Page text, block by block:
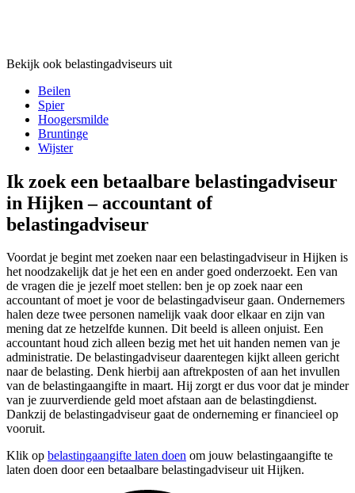
Bekijk ook belastingadviseurs uit
Beilen
Spier
Hoogersmilde
Bruntinge
Wijster
Ik zoek een betaalbare belastingadviseur
in Hijken – accountant of
belastingadviseur
Voordat je begint met zoeken naar een belastingadviseur in Hijken is
het noodzakelijk dat je het een en ander goed onderzoekt. Een van
de vragen die je jezelf moet stellen: ben je op zoek naar een
accountant of moet je voor de belastingadviseur gaan. Ondernemers
halen deze twee personen namelijk vaak door elkaar en zijn van
mening dat ze hetzelfde kunnen. Dit beeld is alleen onjuist. Een
accountant houd zich alleen bezig met het uit handen nemen van je
administratie. De belastingadviseur daarentegen kijkt alleen gericht
naar de belasting. Denk hierbij aan aftrekposten of aan het invullen
van de belastingaangifte in maart. Hij zorgt er dus voor dat je minder
van je zuurverdiende geld moet afstaan aan de belastingdienst.
Dankzij de belastingadviseur gaat de onderneming er financieel op
vooruit.
Klik op belastingaangifte laten doen om jouw belastingaangifte te
laten doen door een betaalbare belastingadviseur uit Hijken.